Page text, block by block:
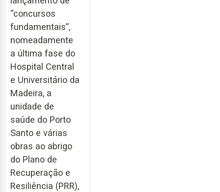
“concursos
fundamentais”,
nomeadamente
a última fase do
Hospital Central
e Universitário da
Madeira, a
unidade de
saúde do Porto
Santo e várias
obras ao abrigo
do Plano de
Recuperação e
Resiliência (PRR),